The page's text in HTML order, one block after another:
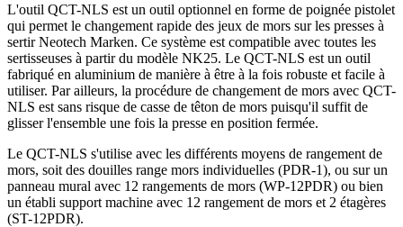
L'outil QCT-NLS est un outil optionnel en forme de poignée pistolet
qui permet le changement rapide des jeux de mors sur les presses à
sertir Neotech Marken. Ce système est compatible avec toutes les
sertisseuses à partir du modèle NK25. Le QCT-NLS est un outil
fabriqué en aluminium de manière à être à la fois robuste et facile à
utiliser. Par ailleurs, la procédure de changement de mors avec QCT-
NLS est sans risque de casse de têton de mors puisqu'il suffit de
glisser l'ensemble une fois la presse en position fermée.
Le QCT-NLS s'utilise avec les différents moyens de rangement de
mors, soit des douilles range mors individuelles (PDR-1), ou sur un
panneau mural avec 12 rangements de mors (WP-12PDR) ou bien
un établi support machine avec 12 rangement de mors et 2 étagères
(ST-12PDR).